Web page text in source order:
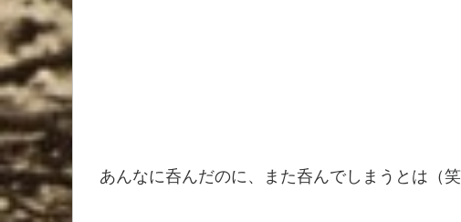
あんなに呑んだのに、また呑んでしまうとは（笑